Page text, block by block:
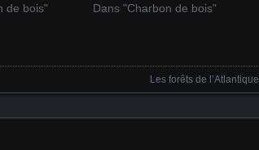
de bois"
Dans "Charbon de bois"
Les forêts de l’Atlantique